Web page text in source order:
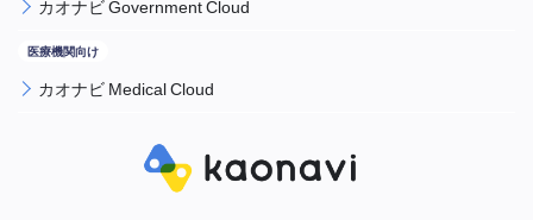
カオナビ Government Cloud
カオナビ Medical Cloud